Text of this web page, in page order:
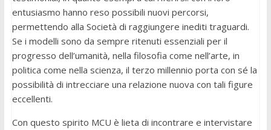
entusiasmo hanno reso possibili nuovi percorsi,
permettendo alla Società di raggiungere inediti traguardi.
Se i modelli sono da sempre ritenuti essenziali per il
progresso dell’umanità, nella filosofia come nell’arte, in
politica come nella scienza, il terzo millennio porta con sé la
possibilità di intrecciare una relazione nuova con tali figure
eccellenti.
Con questo spirito MCU è lieta di incontrare e intervistare